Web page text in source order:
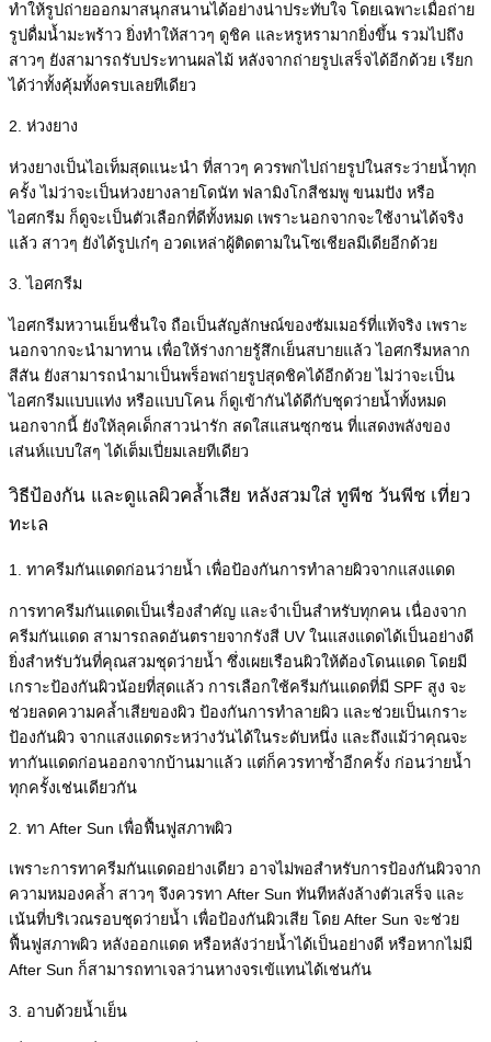
ทำให้รูปถ่ายออกมาสนุกสนานได้อย่างน่าประทับใจ โดยเฉพาะเมื่อถ่าย
รูปดื่มน้ำมะพร้าว ยิ่งทำให้สาวๆ ดูชิค และหรูหรามากยิ่งขึ้น รวมไปถึง
สาวๆ ยังสามารถรับประทานผลไม้ หลังจากถ่ายรูปเสร็จได้อีกด้วย เรียก
ได้ว่าทั้งคุ้มทั้งครบเลยทีเดียว
2. ห่วงยาง
ห่วงยางเป็นไอเท็มสุดแนะนำ ที่สาวๆ ควรพกไปถ่ายรูปในสระว่ายน้ำทุก
ครั้ง ไม่ว่าจะเป็นห่วงยางลายโดนัท ฟลามิงโกสีชมพู ขนมปัง หรือ
ไอศกรีม ก็ดูจะเป็นตัวเลือกที่ดีทั้งหมด เพราะนอกจากจะใช้งานได้จริง
แล้ว สาวๆ ยังได้รูปเก๋ๆ อวดเหล่าผู้ติดตามในโซเชียลมีเดียอีกด้วย
3. ไอศกรีม
ไอศกรีมหวานเย็นชื่นใจ ถือเป็นสัญลักษณ์ของซัมเมอร์ที่แท้จริง เพราะ
นอกจากจะนำมาทาน เพื่อให้ร่างกายรู้สึกเย็นสบายแล้ว ไอศกรีมหลาก
สีสัน ยังสามารถนำมาเป็นพร็อพถ่ายรูปสุดชิคได้อีกด้วย ไม่ว่าจะเป็น
ไอศกรีมแบบแท่ง หรือแบบโคน ก็ดูเข้ากันได้ดีกับชุดว่ายน้ำทั้งหมด
นอกจากนี้ ยังให้ลุคเด็กสาวน่ารัก สดใสแสนซุกซน ที่แสดงพลังของ
เส่นห์แบบใสๆ ได้เต็มเปี่ยมเลยทีเดียว
วิธีป้องกัน และดูแลผิวคล้ำเสีย หลังสวมใส่ ทูพีช วันพีช เที่ยว
ทะเล
1. ทาครีมกันแดดก่อนว่ายน้ำ เพื่อป้องกันการทำลายผิวจากแสงแดด
การทาครีมกันแดดเป็นเรื่องสำคัญ และจำเป็นสำหรับทุกคน เนื่องจาก
ครีมกันแดด สามารถลดอันตรายจากรังสี UV ในแสงแดดได้เป็นอย่างดี
ยิ่งสำหรับวันที่คุณสวมชุดว่ายน้ำ ซึ่งเผยเรือนผิวให้ต้องโดนแดด โดยมี
เกราะป้องกันผิวน้อยที่สุดแล้ว การเลือกใช้ครีมกันแดดที่มี SPF สูง จะ
ช่วยลดความคล้ำเสียของผิว ป้องกันการทำลายผิว และช่วยเป็นเกราะ
ป้องกันผิว จากแสงแดดระหว่างวันได้ในระดับหนึ่ง และถึงแม้ว่าคุณจะ
ทากันแดดก่อนออกจากบ้านมาแล้ว แต่ก็ควรทาซ้ำอีกครั้ง ก่อนว่ายน้ำ
ทุกครั้งเช่นเดียวกัน
2. ทา After Sun เพื่อฟื้นฟูสภาพผิว
เพราะการทาครีมกันแดดอย่างเดียว อาจไม่พอสำหรับการป้องกันผิวจาก
ความหมองคล้ำ สาวๆ จึงควรทา After Sun ทันทีหลังล้างตัวเสร็จ และ
เน้นที่บริเวณรอบชุดว่ายน้ำ เพื่อป้องกันผิวเสีย โดย After Sun จะช่วย
ฟื้นฟูสภาพผิว หลังออกแดด หรือหลังว่ายน้ำได้เป็นอย่างดี หรือหากไม่มี
After Sun ก็สามารถทาเจลว่านหางจรเข้แทนได้เช่นกัน
3. อาบด้วยน้ำเย็น